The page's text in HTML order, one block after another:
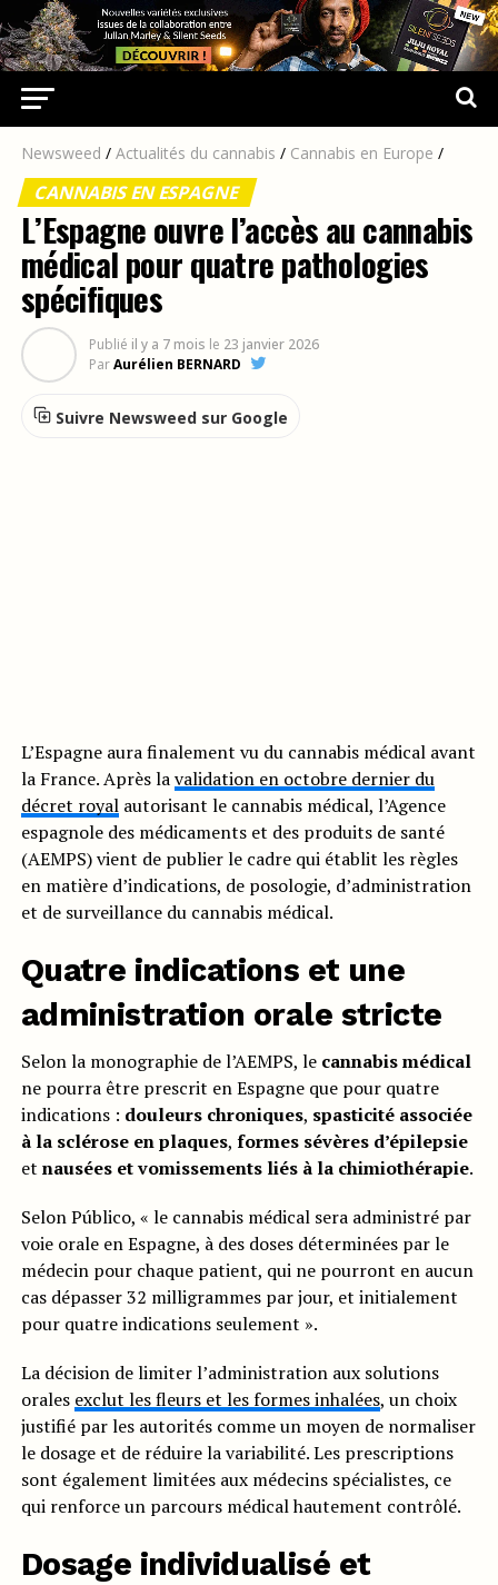
Newsweed / Actualités du cannabis / Cannabis en Europe /
CANNABIS EN ESPAGNE
L’Espagne ouvre l’accès au cannabis
médical pour quatre pathologies
spécifiques
Publié il y a 7 mois le 23 janvier 2026
ParAurélien BERNARD
Suivre Newsweed sur Google
L’Espagne aura finalement vu du cannabis médical avant
la France. Après lavalidation en octobre dernier du
décret royalautorisant le cannabis médical, l’Agence
espagnole des médicaments et des produits de santé
(AEMPS) vient de publier le cadre qui établit les règles
en matière d’indications, de posologie, d’administration
et de surveillance du cannabis médical.
Quatre indications et une
administration orale stricte
Selon la monographie de l’AEMPS, le cannabis médical
ne pourra être prescrit en Espagne que pour quatre
indications : douleurs chroniques, spasticité associée
à la sclérose en plaques, formes sévères d’épilepsie
et nausées et vomissements liés à la chimiothérapie.
Selon Público, « le cannabis médical sera administré par
voie orale en Espagne, à des doses déterminées par le
médecin pour chaque patient, qui ne pourront en aucun
cas dépasser 32 milligrammes par jour, et initialement
pour quatre indications seulement ».
La décision de limiter l’administration aux solutions
orales exclut les fleurs et les formes inhalées, un choix
justifié par les autorités comme un moyen de normaliser
le dosage et de réduire la variabilité. Les prescriptions
sont également limitées aux médecins spécialistes, ce
qui renforce un parcours médical hautement contrôlé.
Dosage individualisé et